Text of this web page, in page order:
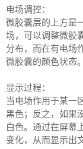
电场调控：
微胶囊层的上方是
场，可以调整微胶
分布，而在有电场
微胶囊的颜色状态。
显示过程：
当电场作用于某一
黑色；反之，如果
白色。通过在屏幕
变化，从而显示出